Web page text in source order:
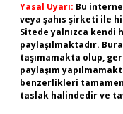
Yasal Uyarı: Bu
veya şahıs şirketi ile
Sitede yalnızca kendi
paylaşılmaktadır.
taşımamakta olup,
paylaşım
benzerlikleri
taslak halindedir ve